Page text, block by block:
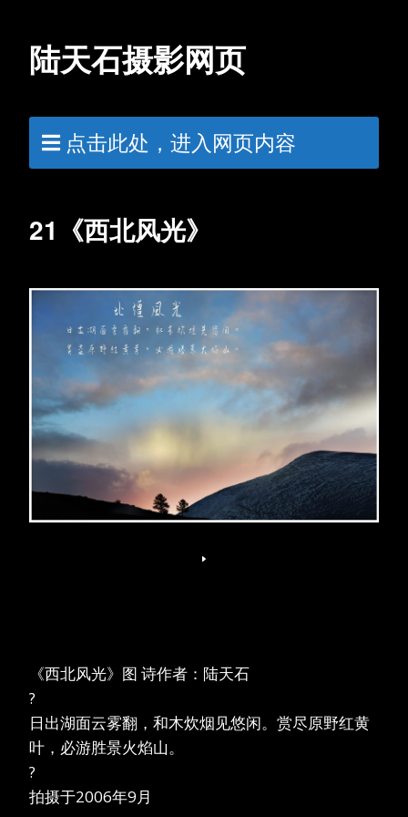
陆天石摄影网页
点击此处，进入网页内容
21《西北风光》
《西北风光》图 诗作者：陆天石
?
日出湖面云雾翻，和木炊烟见悠闲。赏尽原野红黄
叶，必游胜景火焰山。
?
拍摄于2006年9月